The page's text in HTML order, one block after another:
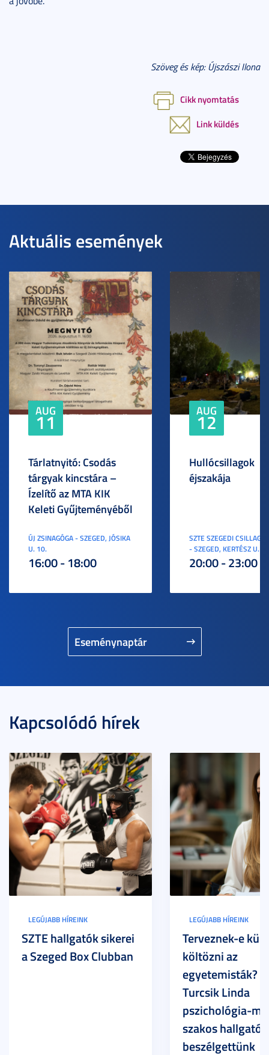
Szöveg és kép: Újszászi Ilona
Cikk nyomtatás
Link küldés
Aktuális események
Eseménynaptár
AUG
11
Tárlatnyitó: Csodás
tárgyak kincstára –
Ízelítő az MTA KIK
Keleti Gyűjteményéből
ÚJ ZSINAGÓGA - SZEGED, JÓSIKA
U. 10.
16:00 - 18:00
AUG
12
Hullócsillagok
éjszakája
SZTE SZEGEDI
- SZEGED, KERTÉSZ U. 3.
20:00 - 23:00
Kapcsolódó hírek
LEGÚJABB HÍREINK
SZTE hallgatók sikerei
a Szeged Box Clubban
LEGÚJABB HÍREINK
Terveznek-e
költözni az
egyetemisták? –
Turcsik Linda
pszichológia-
szakos
beszélgettünk